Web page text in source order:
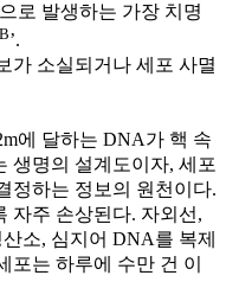
로 발생하는 가장 치명
’.
가 소실되거나 세포 사멸
에 달하는 DNA가 핵 속
생명의 설계도이자, 세포
정하는 정보의 원천이다.
자주 손상된다. 자외선,
소, 심지어 DNA를 복제
포는 하루에 수만 건 이